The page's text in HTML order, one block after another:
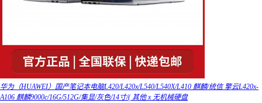
华为（HUAWEI）国产笔记本电脑L420/L420x/L540/L540X/L410 麒麟/统信 擎云L420x-
A106 麒麟9000c/16G/512G/集显/灰色/14寸/( 其他 x 无机械硬盘